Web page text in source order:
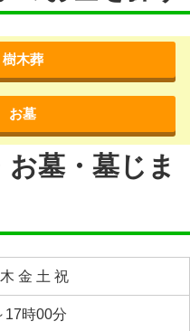
樹木葬
お墓
墓・墓じま
金 土 祝
17時00分